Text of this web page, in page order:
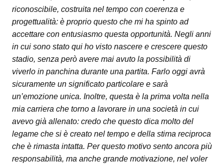
riconoscibile, costruita nel tempo con coerenza e
progettualità: è proprio questo che mi ha spinto ad
accettare con entusiasmo questa opportunità. Negli anni
in cui sono stato qui ho visto nascere e crescere questo
stadio, senza però avere mai avuto la possibilità di
viverlo in panchina durante una partita. Farlo oggi avrà
sicuramente un significato particolare e sarà
un’emozione unica. Inoltre, questa è la prima volta nella
mia carriera che torno a lavorare in una società in cui
avevo già allenato: credo che questo dica molto del
legame che si è creato nel tempo e della stima reciproca
che è rimasta intatta. Per questo motivo sento ancora più
responsabilità, ma anche grande motivazione, nel voler